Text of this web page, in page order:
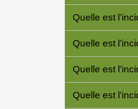
Quelle est
Quelle est
Quelle est
Quelle est